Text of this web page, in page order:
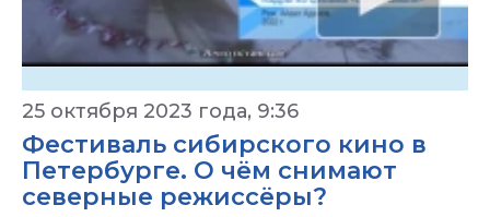
25 октября 2023 года, 9:36
Фестиваль сибирского кино в
Петербурге. О чём снимают
северные режиссёры?